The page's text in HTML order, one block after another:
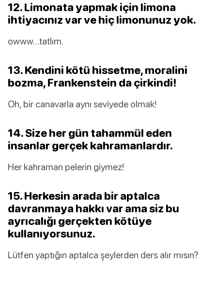
12. Limonata yapmak için limona
ihtiyacınız var ve hiç limonunuz yok.
owww…tatlım.
13. Kendini kötü hissetme, moralini
bozma, Frankenstein da çirkindi!
Oh, bir canavarla aynı seviyede olmak!
14. Size her gün tahammül eden
insanlar gerçek kahramanlardır.
Her kahraman pelerin giymez!
15. Herkesin arada bir aptalca
davranmaya hakkı var ama siz bu
ayrıcalığı gerçekten kötüye
kullanıyorsunuz.
Lütfen yaptığın aptalca şeylerden ders alır mısın?